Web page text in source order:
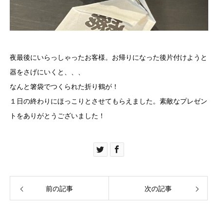
夜最後にいらっしゃったお客様。お帰りになった後片付けようと
器をさげにいくと、、、
なんと箸袋でつくられた折り鶴が！
１日の終わりにほっこりとさせてもらえました。素敵なプレゼン
トをありがとうございました！
前の記事 次の記事